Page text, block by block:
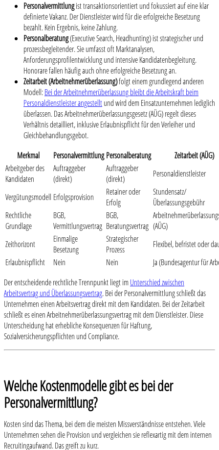
Personalvermittlungist transaktionsorientiert und fokussiert auf eine klar
definierte Vakanz. Der Dienstleister wird für die erfolgreiche Besetzung
bezahlt. Kein Ergebnis, keine Zahlung.
Personalberatung(Executive Search, Headhunting) ist strategischer und
prozessbegleitender. Sie umfasst oft Marktanalysen,
Anforderungsprofilentwicklung und intensive Kandidatenbegleitung.
Honorare fallen häufig auch ohne erfolgreiche Besetzung an.
Zeitarbeit (Arbeitnehmerüberlassung)folgt einem grundlegend anderen
Modell:Bei der Arbeitnehmerüberlassung bleibt die Arbeitskraft beim
Personaldienstleister angestelltund wird dem Einsatzunternehmen lediglich
überlassen. Das Arbeitnehmerüberlassungsgesetz (AÜG) regelt dieses
Verhältnis detailliert, inklusive Erlaubnispflicht für den Verleiher und
Gleichbehandlungsgebot.
Merkmal
Personalvermittlung Personalberatung
Zeitarbeit (AÜG)
Arbeitgeber des
Kandidaten
Auftraggeber
(direkt)
Auftraggeber
(direkt)
Personaldienstleister
Vergütungsmodell Erfolgsprovision
Retainer oder
Erfolg
Stundensatz/
Überlassungsgebühr
Rechtliche
Grundlage
BGB,
Vermittlungsvertrag
BGB,
Beratungsvertrag (AÜG)
Zeithorizont
Einmalige
Besetzung
Strategischer
Prozess
Flexibel, befristet oder
Erlaubnispflicht
Nein Nein
Ja (Bundesagentur für
Der entscheidende rechtliche Trennpunkt liegt im Unterschied zwischen
Arbeitsvertrag und Überlassungsvertrag. Bei der Personalvermittlung schließt das
Unternehmen einen Arbeitsvertrag direkt mit dem Kandidaten. Bei der Zeitarbeit
schließt es einen Arbeitnehmerüberlassungsvertrag mit dem Dienstleister. Diese
Unterscheidung hat erhebliche Konsequenzen für Haftung,
Sozialversicherungspflichten und Compliance.
Welche Kostenmodelle gibt es bei der
Personalvermittlung?
Kosten sind das Thema, bei dem die meisten Missverständnisse entstehen. Viele
Unternehmen sehen die Provision und vergleichen sie reflexartig mit dem internen
Recruitingaufwand. Das greift zu kurz.